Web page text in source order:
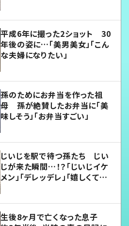
平成6年に撮った2ショット 30
年後の姿に…「美男美女」「こん
な夫婦になりたい」
孫のためにお弁当を作った祖
母 孫が絶賛したお弁当に「美
味しそう」「お弁当すごい」
じいじを駅で待つ孫たち じい
じが来た瞬間…！？「じいじイケ
メン」「デレッデレ」「嬉しくて可
生後8ヶ月で亡くなった息子